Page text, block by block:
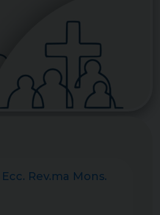
Rev.ma Mons.